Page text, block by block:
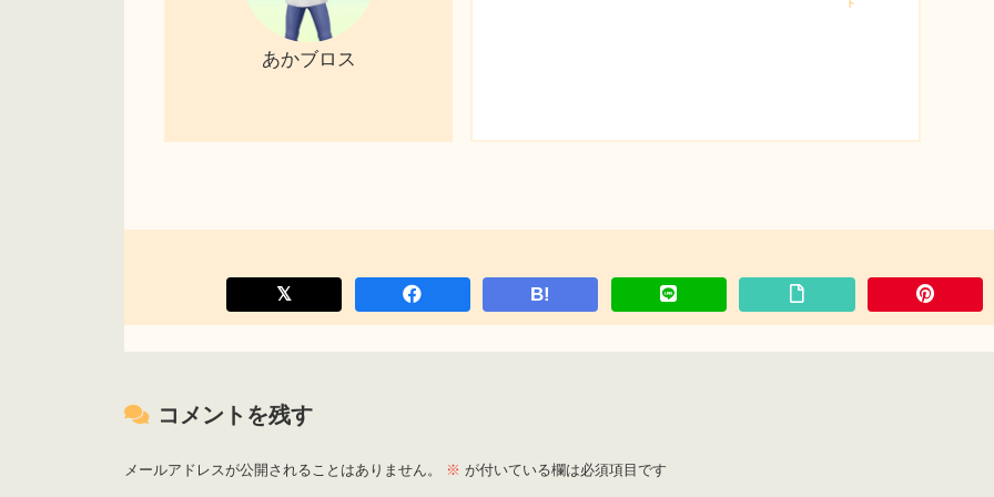
あかブロス
B!
コメントを残す
メールアドレスが公開されることはありません。 ※ が付いている欄は必須項目です